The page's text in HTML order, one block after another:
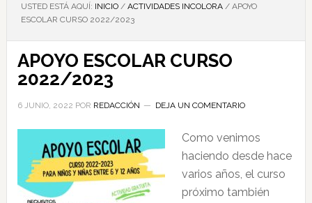
USTED ESTÁ AQUÍ: INICIO / ACTIVIDADES INCOLORA /APOYO
ESCOLAR CURSO 2022/2023
APOYO ESCOLAR CURSO
2022/2023
6 JUNIO, 2022 POR REDACCIÓN DEJA UN COMENTARIO
Como venimos
haciendo desde hace
varios años, el curso
próximo también